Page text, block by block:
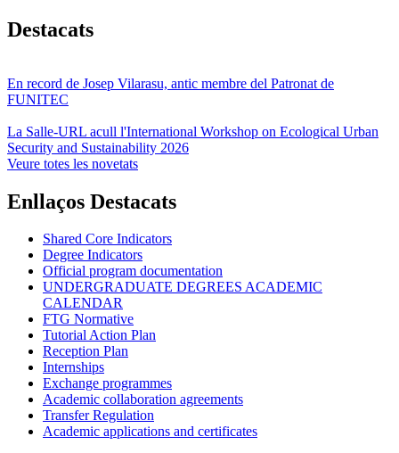
Destacats
En record de Josep Vilarasu, antic membre del Patronat de
FUNITEC
La Salle-URL acull l'International Workshop on Ecological Urban
Security and Sustainability 2026
Veure totes les novetats
Enllaços Destacats
Shared Core Indicators
Degree Indicators
Official program documentation
UNDERGRADUATE DEGREES ACADEMIC
CALENDAR
FTG Normative
Tutorial Action Plan
Reception Plan
Internships
Exchange programmes
Academic collaboration agreements
Transfer Regulation
Academic applications and certificates